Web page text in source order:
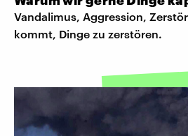
Vandalimus, Aggression,
kommt, Dinge zu zerstören.